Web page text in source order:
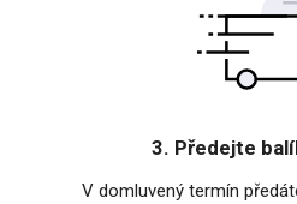
3. Předejte
V domluvený termín